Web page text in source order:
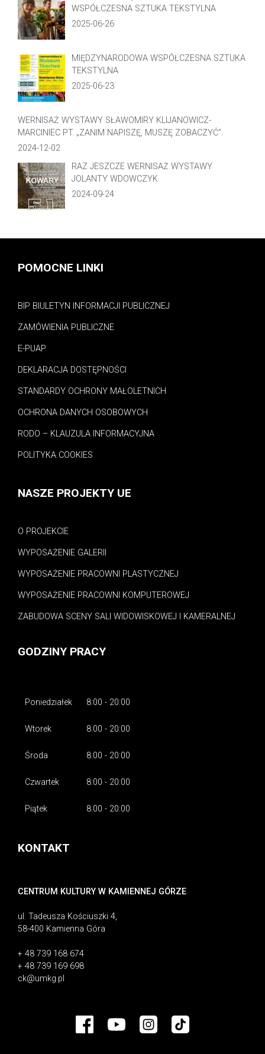
WSPÓŁCZESNA SZTUKA TEKSTYLNA
2025-06-26
MIĘDZYNARODOWA WSPÓŁCZESNA SZTUKA
TEKSTYLNA
2025-06-23
WERNISAŻ WYSTAWY SŁAWOMIRY KLIJANOWICZ-
MARCINIEC PT. „ZANIM NAPISZĘ, MUSZĘ ZOBACZYĆ”.
2024-12-02
RAZ JESZCZE WERNISAŻ WYSTAWY
JOLANTY WDOWCZYK
2024-09-24
POMOCNE LINKI
BIP BIULETYN INFORMACJI PUBLICZNEJ
ZAMÓWIENIA PUBLICZNE
E-PUAP
DEKLARACJA DOSTĘPNOŚCI
STANDARDY OCHRONY MAŁOLETNICH
OCHRONA DANYCH OSOBOWYCH
RODO – KLAUZULA INFORMACYJNA
POLITYKA COOKIES
NASZE PROJEKTY UE
O PROJEKCIE
WYPOSAŻENIE GALERII
WYPOSAŻENIE PRACOWNI PLASTYCZNEJ
WYPOSAŻENIE PRACOWNI KOMPUTEROWEJ
ZABUDOWA SCENY SALI WIDOWISKOWEJ I KAMERALNEJ
GODZINY PRACY
Poniedziałek 8:00 - 20:00
Wtorek 8:00 - 20:00
Środa 8:00 - 20:00
Czwartek 8:00 - 20:00
Piątek 8:00 - 20:00
KONTAKT
CENTRUM KULTURY W KAMIENNEJ GÓRZE
ul. Tadeusza Kościuszki 4,
58-400 Kamienna Góra
+ 48 739 168 674
+ 48 739 169 698
ck@umkg.pl